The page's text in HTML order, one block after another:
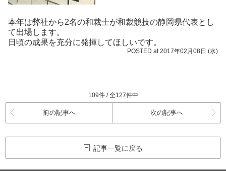
本年は弊社から2名の和裁士が和裁競技の静岡県代表とし
て出場します。
日頃の成果を充分に発揮してほしいです。
POSTED at 2017年02月08日 (水)
109件 / 全127件中
前の記事へ 次の記事へ
記事一覧に戻る